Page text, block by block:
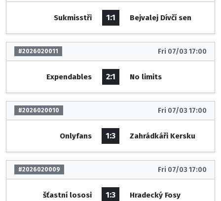
Sukmisstři 1:1 Bejvalej Dívčí sen
#2026020011 Fri 07/03 17:00
Expendables 2:1 No limits
#2026020010 Fri 07/03 17:00
Onlyfans 1:3 Zahrádkáři Kersku
#2026020009 Fri 07/03 17:00
šťastní lososi 1:3 Hradecký Fosy